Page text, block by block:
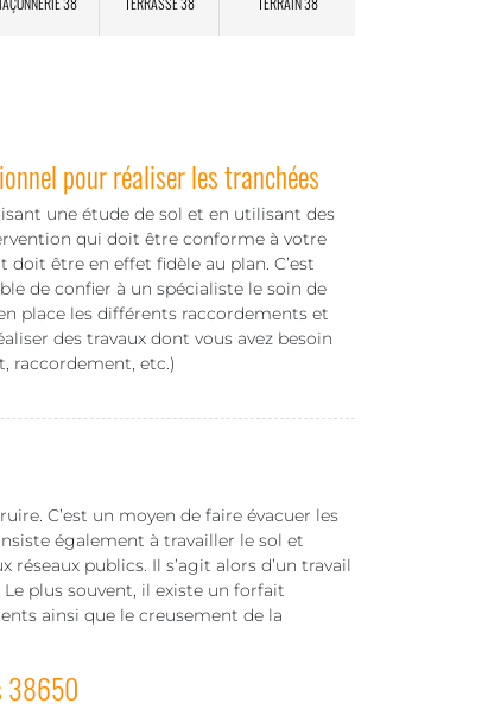
pour réaliser les tranchées
une étude de sol et en utilisant des
qui doit être conforme à votre
être en effet fidèle au plan. C’est
de confier à un spécialiste le soin de
place les différents raccordements et
des travaux dont vous avez besoin
raccordement, etc.)
C’est un moyen de faire évacuer les
également à travailler le sol et
publics. Il s’agit alors d’un travail
plus souvent, il existe un forfait
ainsi que le creusement de la
38650